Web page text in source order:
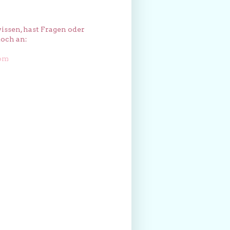
hast Fragen oder
an: